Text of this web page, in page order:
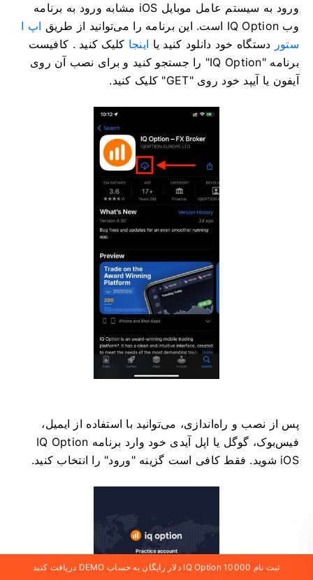
ورود به سیستم عامل موبایل iOS مشابه ورود به برنامه
وب IQ Option است. این برنامه را می‌توانید از طریق
اپ ا
ستور دستگاه خود دانلود کنید یا اینجا کلیک کنید . کافیست
برنامه "IQ Option" را جستجو کنید و برای نصب آن روی
آیفون یا آیپد خود روی "GET" کلیک کنید.
پس از نصب و راه‌اندازی، می‌توانید با استفاده از ایمیل،
فیس‌بوک، گوگل یا اپل آیدی خود وارد برنامه IQ Option
iOS شوید. فقط کافی است گزینه "ورود" را انتخاب کنید.
ثبت نام IQ Option 10000 دلار رایگان به حساب DEMO دریافت کنید